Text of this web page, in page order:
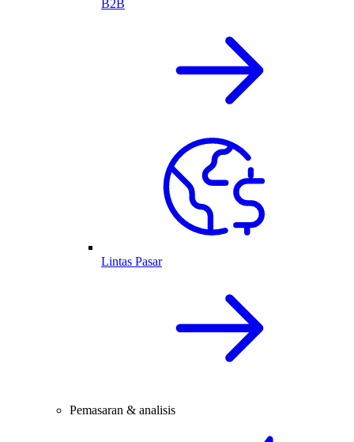
B2B
Lintas Pasar
Pemasaran & analisis